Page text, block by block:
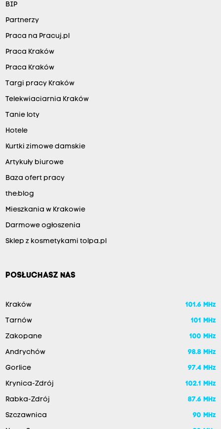
BIP
Partnerzy
Praca na Pracuj.pl
Praca Kraków
Praca Kraków
Targi pracy Kraków
Telekwiaciarnia Kraków
Tanie loty
Hotele
Kurtki zimowe damskie
Artykuły biurowe
Baza ofert pracy
the:blog
Mieszkania w Krakowie
Darmowe ogłoszenia
Sklep z kosmetykami tolpa.pl
POSŁUCHASZ NAS
Kraków 101.6 MHz
Tarnów 101 MHz
Zakopane 100 MHz
Andrychów 98.8 MHz
Gorlice 97.4 MHz
Krynica-Zdrój 102.1 MHz
Rabka-Zdrój 87.6 MHz
Szczawnica 90 MHz